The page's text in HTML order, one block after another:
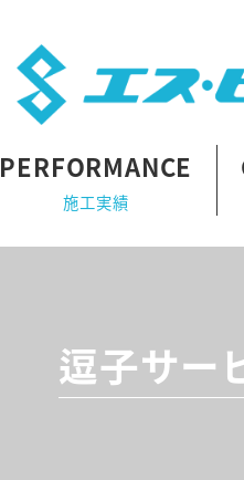
PERFORMANCE
施工実績
逗子サー